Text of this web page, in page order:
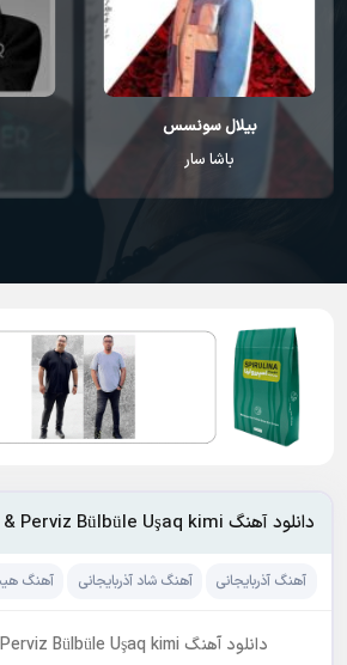
بیلال سونسس
باشا سار
دانلود آهنگ Aqşin Fateh & Perviz Bülbüle Uşaq kimi
آهنگ آذربایجانی آهنگ شاد آذربایجانی آهنگ
دانلود آهنگ Aqşin Fateh & Perviz Bülbüle Uşaq kimi